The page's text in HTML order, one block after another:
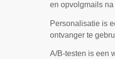
en opvolgmails
Personalisatie is
ontvanger te
A/B-testen is een